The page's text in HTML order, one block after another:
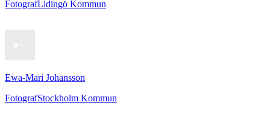
FotografLidingö Kommun
Ewa-Mari Johansson
FotografStockholm Kommun